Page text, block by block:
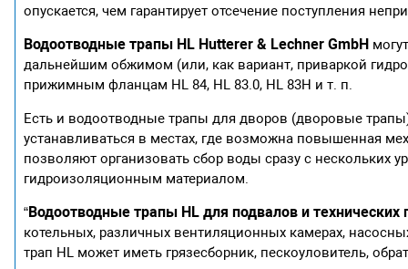
опускается, чем гарантирует отсечение поступления
Водоотводные трапы HL Hutterer & Lechner GmbH
дальнейшим обжимом (или, как вариант, приваркой
прижимным фланцам HL 84, HL 83.0, HL 83H и т. п.
Есть и водоотводные трапы для дворов (дворовые
устанавливаться в местах, где возможна повышенная
позволяют организовать сбор воды сразу с нескольких
гидроизоляционным материалом.
“Водоотводные трапы HL для подвалов и
котельных, различных вентиляционных камерах,
трап HL может иметь грязесборник, пескоуловитель,